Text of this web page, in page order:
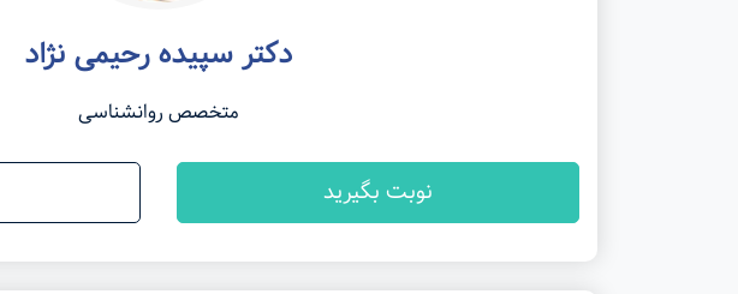
دکتر سپیده رحیمی نژاد
متخصص روانشناسی
نوبت بگیرید